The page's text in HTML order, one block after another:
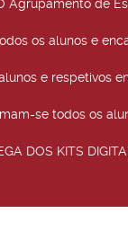
Agrupamento de
os alunos e
e respetivos
se todos os
DOS KITS